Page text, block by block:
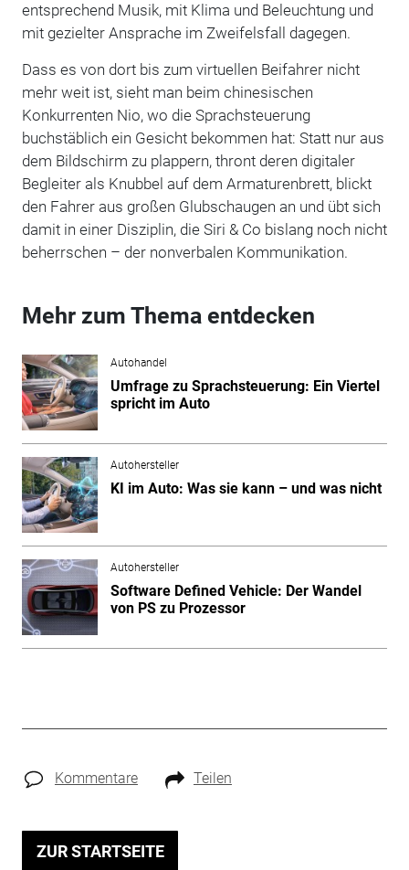
entsprechend Musik, mit Klima und Beleuchtung und
mit gezielter Ansprache im Zweifelsfall dagegen.
Dass es von dort bis zum virtuellen Beifahrer nicht
mehr weit ist, sieht man beim chinesischen
Konkurrenten Nio, wo die Sprachsteuerung
buchstäblich ein Gesicht bekommen hat: Statt nur aus
dem Bildschirm zu plappern, thront deren digitaler
Begleiter als Knubbel auf dem Armaturenbrett, blickt
den Fahrer aus großen Glubschaugen an und übt sich
damit in einer Disziplin, die Siri & Co bislang noch nicht
beherrschen – der nonverbalen Kommunikation.
Mehr zum Thema entdecken
Autohandel
Umfrage zu Sprachsteuerung: Ein Viertel
spricht im Auto
Autohersteller
KI im Auto: Was sie kann – und was nicht
Autohersteller
Software Defined Vehicle: Der Wandel
von PS zu Prozessor
Kommentare Teilen
ZUR STARTSEITE